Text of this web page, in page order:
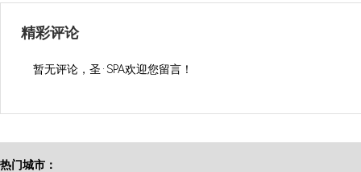
精彩评论
暂无评论，圣·SPA欢迎您留言！
热门城市：